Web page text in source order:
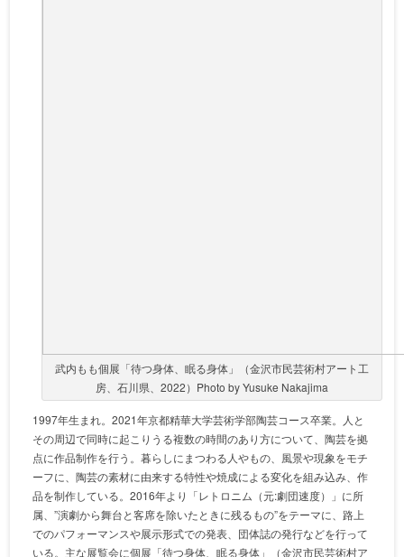
武内もも個展「待つ身体、眠る身体」（金沢市民芸術村アート工
房、石川県、2022）Photo by Yusuke Nakajima
1997年生まれ。2021年京都精華大学芸術学部陶芸コース卒業。人と
その周辺で同時に起こりうる複数の時間のあり方について、陶芸を拠
点に作品制作を行う。暮らしにまつわる人やもの、風景や現象をモチ
ーフに、陶芸の素材に由来する特性や焼成による変化を組み込み、作
品を制作している。2016年より「レトロニム（元:劇団速度）」に所
属、”演劇から舞台と客席を除いたときに残るもの”をテーマに、路上
でのパフォーマンスや展示形式での発表、団体誌の発行などを行って
いる。主な展覧会に個展「待つ身体、眠る身体」（金沢市民芸術村ア